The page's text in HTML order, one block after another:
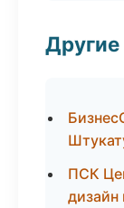
ПСК
дизайн